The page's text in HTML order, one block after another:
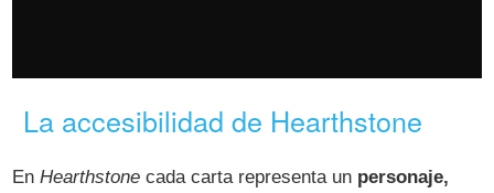
La accesibilidad de Hearthstone
EnHearthstone cada carta representa un personaje,